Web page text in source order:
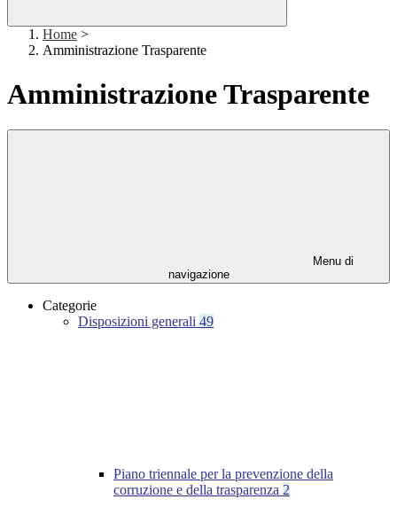
Home >
Amministrazione Trasparente
Amministrazione Trasparente
Menu di
navigazione
Categorie
Disposizioni generali 49
Piano triennale per la prevenzione della
corruzione e della trasparenza 2